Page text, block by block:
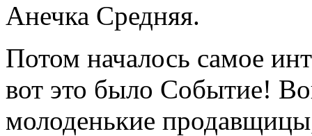
Анечка Средняя.
Потом началось самое
вот это было Событие!
молоденькие